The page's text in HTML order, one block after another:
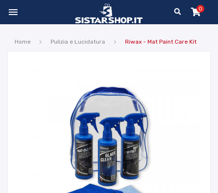
 0
Home Pulizia e Lucidatura Riwax - Mat Paint Care Kit